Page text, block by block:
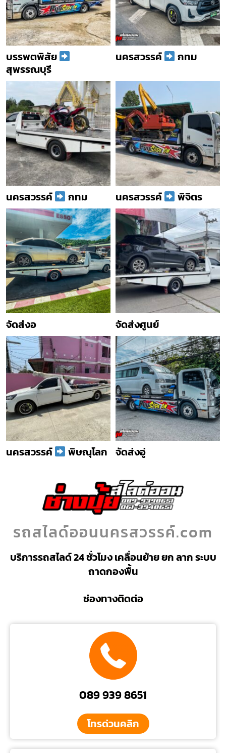
บรรพตพิสัย
สุพรรณบุรี
นครสวรรค์ กทม
นครสวรรค์ กทม นครสวรรค์ พิจิตร
จัดส่งอ จัดส่งศูนย์
นครสวรรค์ พิษณุโลก จัดส่งอู่
รถสไลด์ออนนครสวรรค์.com
บริการรถสไลด์ 24 ชั่วโมง เคลื่อนย้าย ยก ลาก ระบบ
ถาดกองพื้น
ช่องทางติดต่อ
089 939 8651
โทรด่วนคลิก